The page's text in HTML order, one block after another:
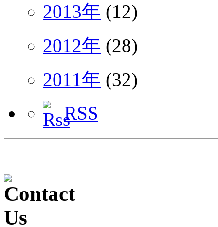
2013年 (12)
2012年 (28)
2011年 (32)
RSS